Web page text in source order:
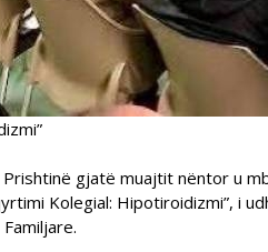
Prishtinë gjatë muajtit nëntor u
Kolegial: Hipotiroidizmi”, i